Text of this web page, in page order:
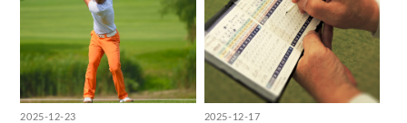
2025-12-23 2025-12-17